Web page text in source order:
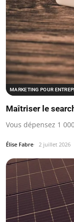
MARKETING POUR
Maîtriser le
Vous dépensez 1
Élise Fabre 2 juillet 2026